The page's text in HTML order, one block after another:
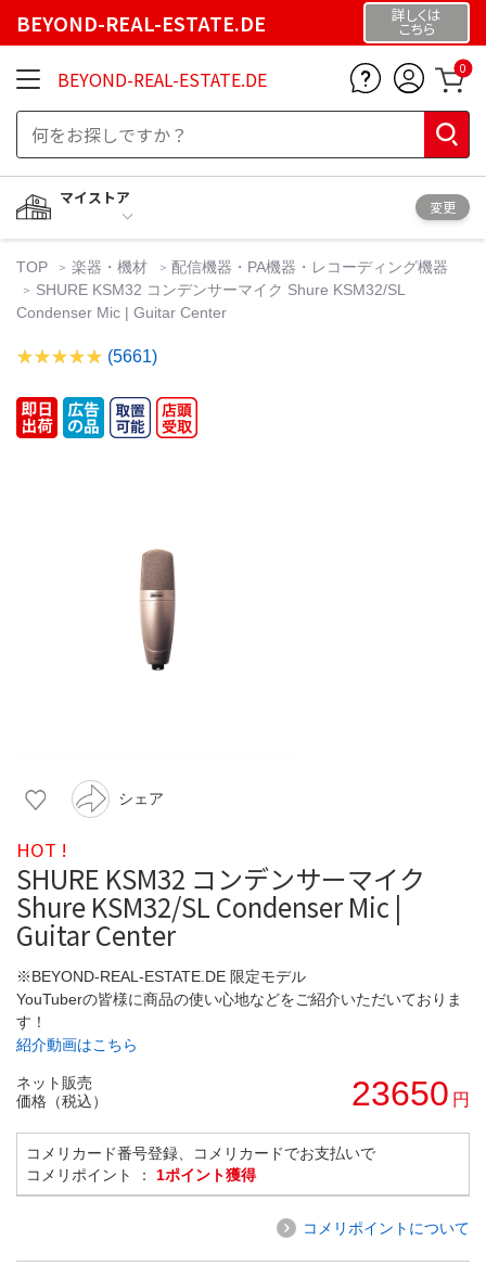
BEYOND-REAL-ESTATE.DE 詳しくは
こちら
BEYOND-REAL-ESTATE.DE 0
マイストア
変更
TOP 楽器・機材
配信機器・PA機器・レコーディング機器
SHURE KSM32 コンデンサーマイク Shure KSM32/SL
Condenser Mic | Guitar Center
(5661)
シェア
HOT !
SHURE KSM32 コンデンサーマイク
Shure KSM32/SL Condenser Mic |
Guitar Center
※BEYOND-REAL-ESTATE.DE 限定モデル
YouTuberの皆様に商品の使い心地などをご紹介いただいておりま
す！
紹介動画はこちら
ネット販売
価格（税込）
23650 円
コメリカード番号登録、コメリカードでお支払いで
コメリポイント ： 1ポイント獲得
コメリポイントについて